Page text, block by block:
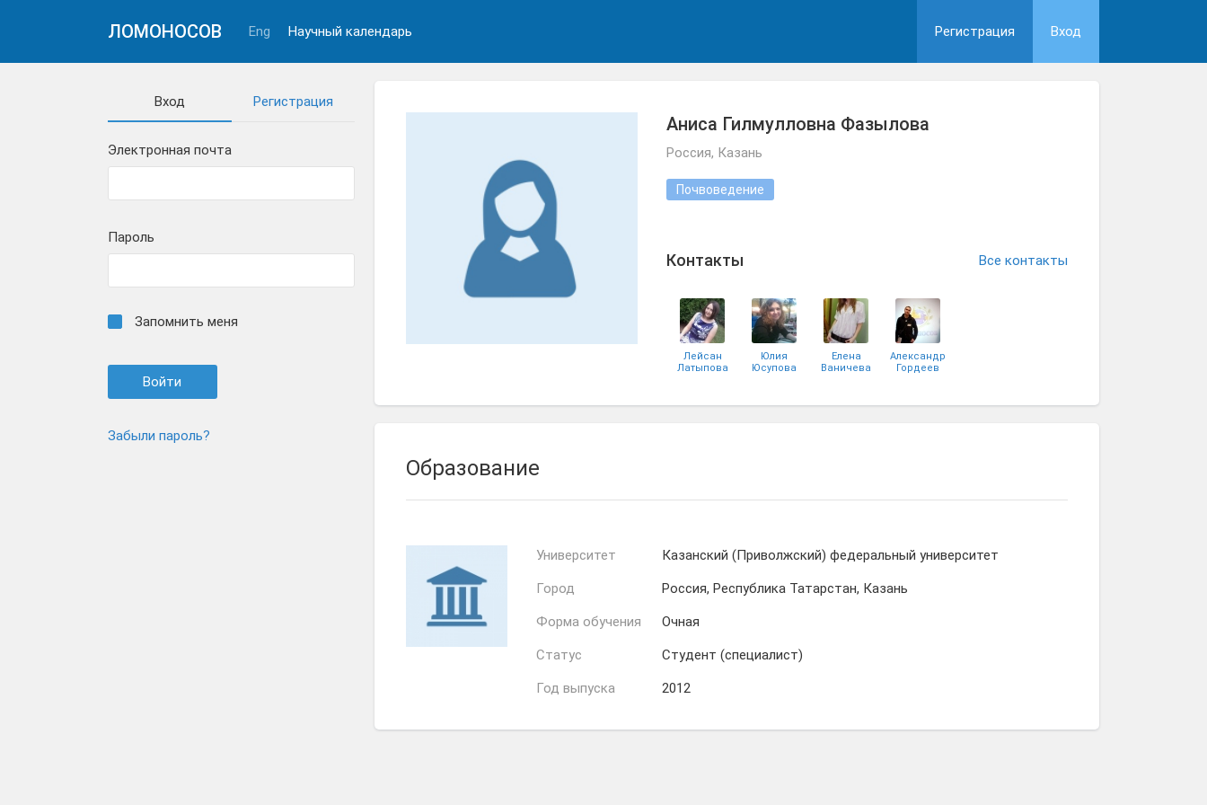
ЛОМОНОСОВ Eng Научный календарь Регистрация Вход
Вход Регистрация
Электронная почта
Пароль
Запомнить меня
Забыли пароль?
Аниса Гилмулловна Фазылова
Россия, Казань
Почвоведение
Контакты Все контакты
Лейсан
Латыпова
Юлия
Юсупова
Елена
Ваничева
Александр
Гордеев
Образование
Университет Казанский (Приволжский) федеральный университет
Город Россия, Республика Татарстан, Казань
Форма обучения Очная
Статус Студент (специалист)
Год выпуска 2012